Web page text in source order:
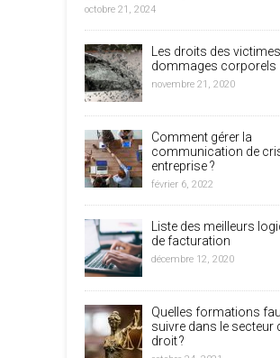
octobre 21, 2024
Les droits des
dommages corporels
novembre 21, 2020
Comment gérer la
communication de
entreprise ?
février 6, 2022
Liste des meilleurs
de facturation
décembre 12, 2020
Quelles formations
suivre dans le secteur
droit ?